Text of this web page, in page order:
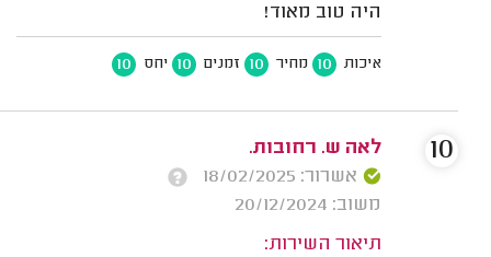
היה טוב מאוד!
איכות 10 מחיר 10 זמנים 10 יחס 10
לאה ש. רחובות.
אשרור: 18/02/2025
משוב: 20/12/2024
תיאור השירות:
10